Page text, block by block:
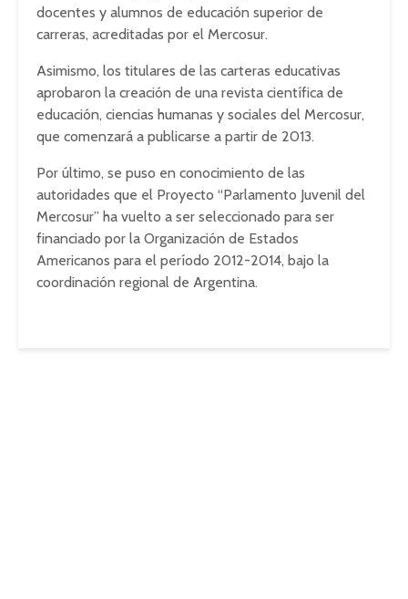
docentes y alumnos de educación superior de
carreras, acreditadas por el Mercosur.
Asimismo, los titulares de las carteras educativas
aprobaron la creación de una revista científica de
educación, ciencias humanas y sociales del Mercosur,
que comenzará a publicarse a partir de 2013.
Por último, se puso en conocimiento de las
autoridades que el Proyecto “Parlamento Juvenil del
Mercosur” ha vuelto a ser seleccionado para ser
financiado por la Organización de Estados
Americanos para el período 2012-2014, bajo la
coordinación regional de Argentina.